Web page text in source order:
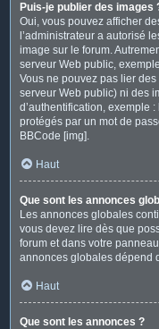
Puis-je publier des images
Oui, vous pouvez afficher
l’administrateur a autorisé
image sur le forum.
serveur Web public,
Vous ne pouvez pas lier
serveur Web public) ni des
d’authentification, exemple
protégés par un mot de
BBCode [img].
Haut
Que sont les annonces
Les annonces globales
vous devez lire dès que
forum et dans votre
annonces globales dépend
Haut
Que sont les annonces ?